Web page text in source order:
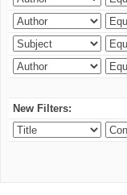
New Filters: